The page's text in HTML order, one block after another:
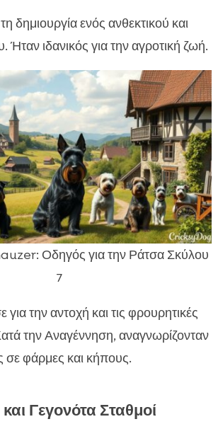
δημιουργία ενός ανθεκτικού και
Ήταν ιδανικός για την αγροτική ζωή.
Οδηγός για την Ράτσα Σκύλου
7
την αντοχή και τις φρουρητικές
την Αναγέννηση, αναγνωρίζονταν
σε φάρμες και κήπους.
Γεγονότα Σταθμοί